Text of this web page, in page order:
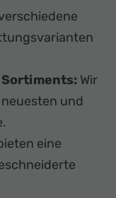
Wir
und
eine